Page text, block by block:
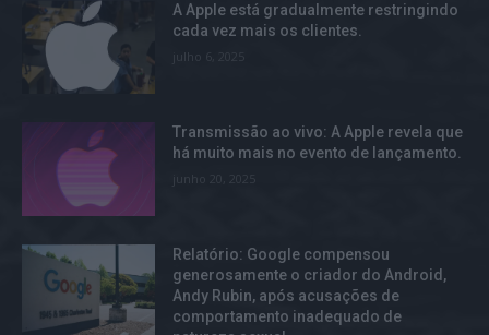
A Apple está gradualmente restringindo
cada vez mais os clientes.
julho 6, 2025
Transmissão ao vivo: A Apple revela que
há muito mais no evento de lançamento.
Relatório: Google compensou
generosamente o criador do Android,
Andy Rubin, após acusações de
comportamento inadequado de